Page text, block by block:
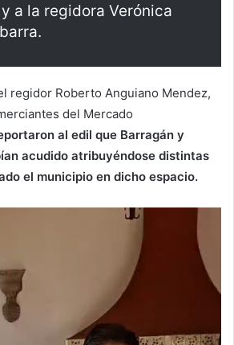
a la regidora Verónica
regidor Roberto Anguiano Mendez,
del Mercado
al edil que Barragán y
acudido atribuyéndose distintas
el municipio en dicho espacio.